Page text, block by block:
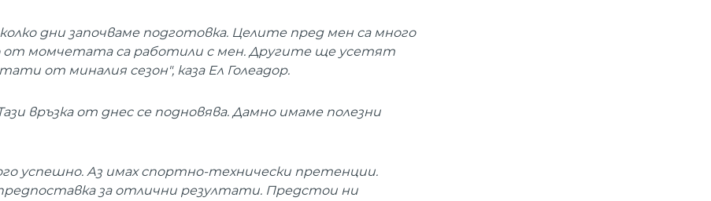
дни започваме подготовка. Целите пред мен са много
от момчетата са работили с мен. Другите ще усетят
от миналия сезон", каза Ел Голеадор.
връзка от днес се подновява. Дамно имаме полезни
успешно. Аз имах спортно-технически претенции.
за отлични резултати. Предстои ни